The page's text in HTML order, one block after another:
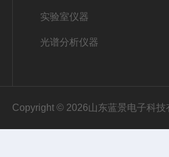
实验室仪器
光谱分析仪器
Copyright © 2026山东蓝景电子科